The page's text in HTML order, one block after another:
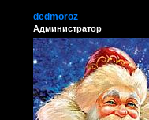
dedmoroz
Администратор